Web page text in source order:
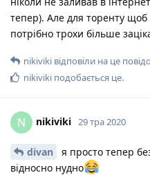
тепер). Але для торенту
потрібно трохи більше
nikiviki відповіли на це
nikiviki подобається це.
N nikiviki 29 тра 2020
divan
я просто тепер
відносно нудно